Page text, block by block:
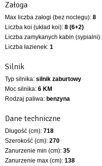
Załoga
Max liczba załogi (bez noclegu): 8
Liczba koi (układ koi): 8 (6+2)
Liczba zamykanych kabin (sypialni):
Liczba łazienek: 1
Silnik
Typ silnika: silnik zaburtowy
Moc silnika: 6 KM
Rodzaj paliwa: benzyna
Dane techniczne
Długość (cm): 718
Szerokość (cm): 270
Zanurzenie min (cm): 35
Zanurzenie max (cm): 138